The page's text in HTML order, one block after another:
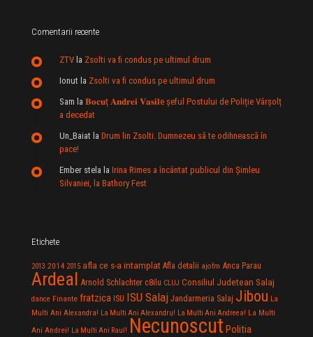
Comentarii recente
ZTV la Zsolti va fi condus pe ultimul drum
Ionut la Zsolti va fi condus pe ultimul drum
Sam la 𝐁𝐨𝐜𝐮ț 𝐀𝐧𝐝𝐫𝐞𝐢 𝐕𝐚𝐬𝐢𝐥e şeful Postului de Poliție Vârșolț
a decedat
Un_Baiat la Drum lin Zsolti. Dumnezeu sã te odihneascã în
pace!
Ember stela la Irina Rimes a încântat publicul din Şimleu
Silvaniei, la Bathory Fest
Etichete
2013 2014 2015 afla ce s-a intamplat Afla detalii ajofm Anca Parau
Ardeal Arnold Schlachter c8ilu CLUJ Consiliul Judetean Salaj
dance Finante fratzica ISU ISU Salaj Jandarmeria Salaj Jibou La
Multi Ani Alexandra! La Multi Ani Alexandru! La Multi Ani Andreea! La Multi
Ani Andrei! La Multi Ani Raul! Necunoscut Politia